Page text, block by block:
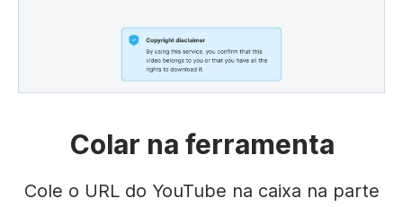
Colar na ferramenta
Cole o URL do YouTube na caixa na parte